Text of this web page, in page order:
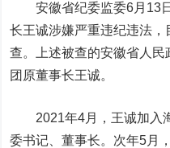
安徽省纪委监委6月13日
长王诚涉嫌严重违纪违法
查。上述被查的安徽省人
团原董事长王诚。
2021年4月，王诚加入
委书记、董事长。次年5月